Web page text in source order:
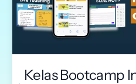
Kelas Bootcamp